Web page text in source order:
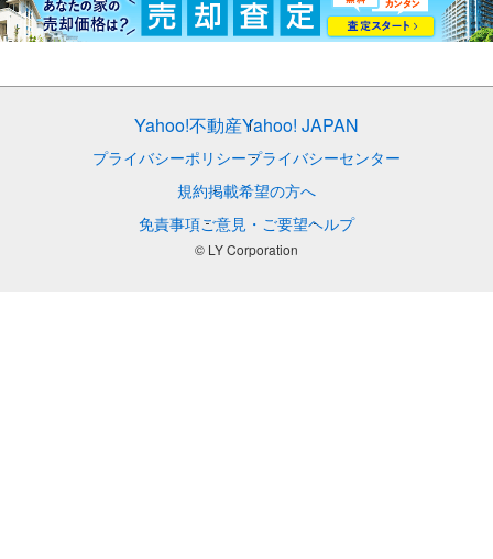
Yahoo!不動産Yahoo! JAPAN
プライバシーポリシープライバシーセンター
規約掲載希望の方へ
免責事項ご意見・ご要望ヘルプ
© LY Corporation